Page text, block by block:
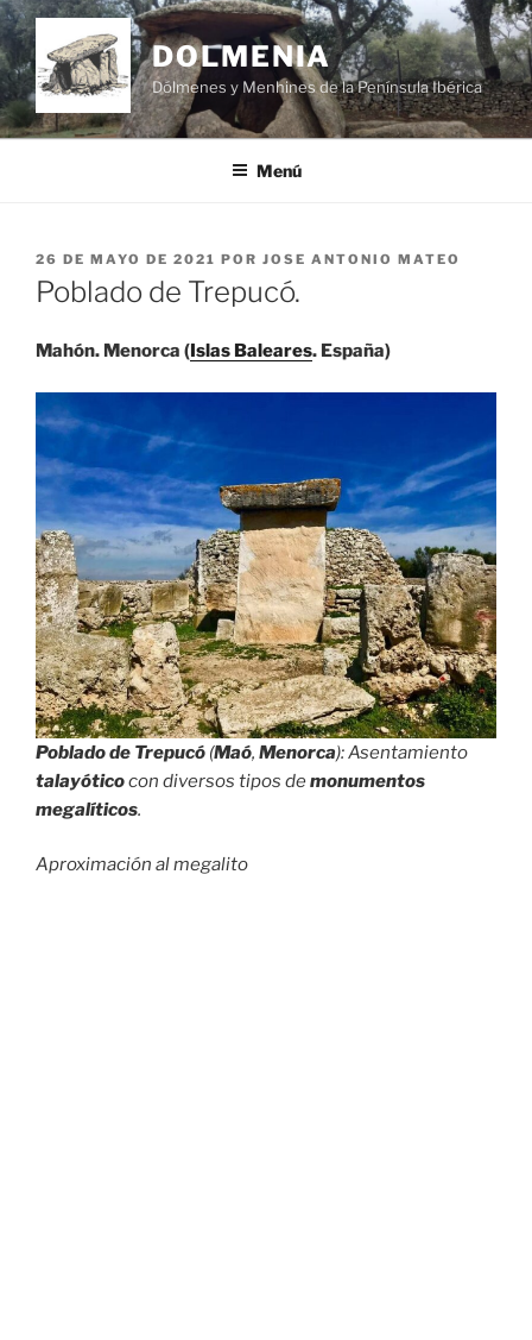
Saltar
al
contenido
DOLMENIA
Dólmenes y Menhines de la Península Ibérica
Menú
PUBLICADO
EL
26 DE MAYO DE 2021 POR JOSE ANTONIO MATEO
Poblado de Trepucó.
Mahón. Menorca (Islas Baleares. España)
Pobladode Trepucó (Maó, Menorca): Asentamiento
talayóticocon diversos tipos demonumentos
megalíticos.
Aproximación al megalito